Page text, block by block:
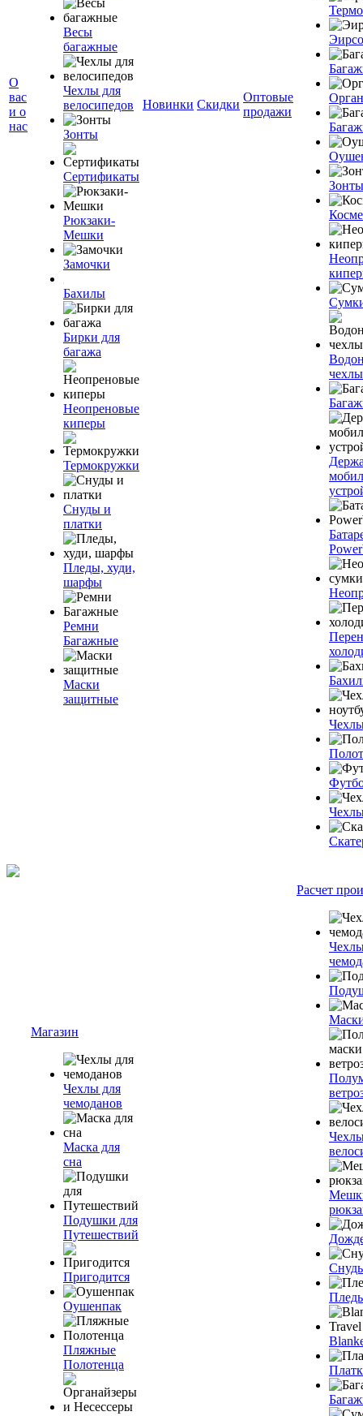
О
вас
и о
нас
Весы
багажные
Чехлы для
велосипедов
Зонты
Сертификаты
Рюкзаки-
Мешки
Замочки
Бахилы
Бирки для
багажа
Неопреновые
киперы
Термокружки
Снуды и
платки
Пледы, худи,
шарфы
Ремни
Багажные
Маски
защитные
Новинки Скидки
Оптовые
продажи
Зонты
Магазин
Чехлы для
чемоданов
Маска для
сна
Подушки для
Путешествий
Пригодится
Оушенпак
Пляжные
Полотенца
Расчет